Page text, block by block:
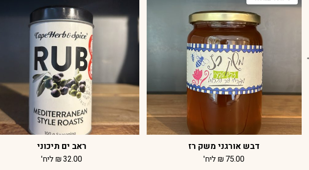
דבש אורגני משק רז
₪ 75.00 ליח'
ראב ים תיכוני
₪32.00 ליח'